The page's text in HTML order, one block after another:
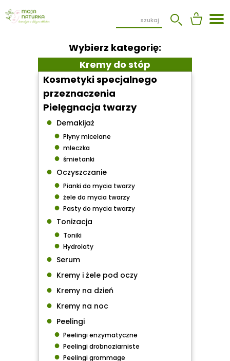
Wybierz kategorię:
Kremy do stóp
Kosmetyki specjalnego
przeznaczenia
Pielęgnacja twarzy
● Demakijaż
● Płyny micelane
● mleczka
● śmietanki
● Oczyszczanie
● Pianki do mycia twarzy
● żele do mycia twarzy
● Pasty do mycia twarzy
● Tonizacja
● Toniki
● Hydrolaty
● Serum
● Kremy i żele pod oczy
● Kremy na dzień
● Kremy na noc
● Peelingi
● Peelingi enzymatyczne
● Peelingi drobnoziarniste
● Peelingi grommage